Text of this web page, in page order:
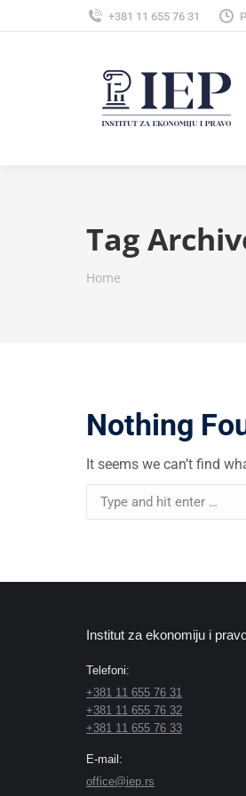
+381 11 655 76 31
Tag
You are here:
Home
Nothing
It seems we can’t find
Search:
Institut za ekonomiju i
Telefoni:
+381 11 655 76 31
+381 11 655 76 32
+381 11 655 76 33
E-mail:
office@iep.rs